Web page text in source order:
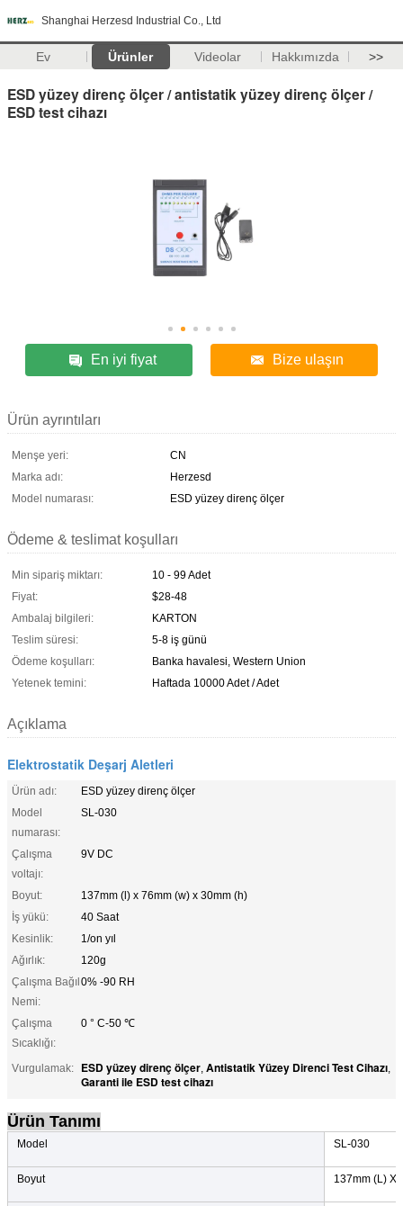
Shanghai Herzesd Industrial Co., Ltd
Ev Ürünler Videolar Hakkımızda >>
ESD yüzey direnç ölçer / antistatik yüzey direnç ölçer /
ESD test cihazı
En iyi fiyat Bize ulaşın
Ürün ayrıntıları
Menşe yeri:
CN
Marka adı:
Herzesd
Model numarası:
ESD yüzey direnç ölçer
Ödeme & teslimat koşulları
Min sipariş miktarı:
10 - 99 Adet
Fiyat:
$28-48
Ambalaj bilgileri:
KARTON
Teslim süresi:
5-8 iş günü
Ödeme koşulları:
Banka havalesi, Western Union
Yetenek temini:
Haftada 10000 Adet / Adet
Açıklama
Elektrostatik Deşarj Aletleri
Ürün adı:
ESD yüzey direnç ölçer
Model
numarası:
SL-030
Çalışma
voltajı:
9V DC
Boyut:
137mm (l) x 76mm (w) x 30mm (h)
İş yükü:
40 Saat
Kesinlik:
1/on yıl
Ağırlık:
120g
Çalışma Bağıl
Nemi:
0% -90 RH
Çalışma
Sıcaklığı:
0 ° C-50 ℃
Vurgulamak: ESD yüzey direnç ölçer, Antistatik Yüzey Direnci Test Cihazı,
Garanti ile ESD test cihazı
Ürün Tanımı
Model SL-030
Boyut 137mm (L) X